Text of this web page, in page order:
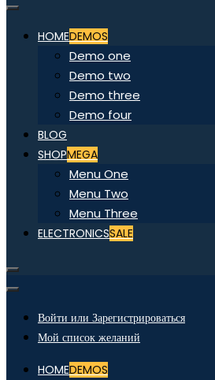
HOMEDEMOS
Demo one
Demo two
Demo three
Demo four
BLOG
SHOPMEGA
Menu One
Menu Two
Menu Three
ELECTRONICSSALE
Войти или Зарегистрироваться
Мой список желаний
HOMEDEMOS